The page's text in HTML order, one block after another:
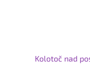
Kolotoč nad